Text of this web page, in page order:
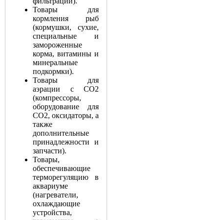
Товары для
кормления рыб
(кормушки, сухие,
специальные и
замороженные
корма, витамины и
минеральные
подкормки).
Товары для
аэрации с СО2
(компрессоры,
оборудование для
СО2, оксидаторы, а
также
дополнительные
принадлежности и
запчасти).
Товары,
обеспечивающие
терморегуляцию в
аквариуме
(нагреватели,
охлаждающие
устройства,